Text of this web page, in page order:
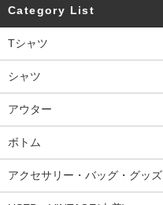
Category List
Tシャツ
シャツ
アウター
ボトム
アクセサリー・バッグ・グッズ